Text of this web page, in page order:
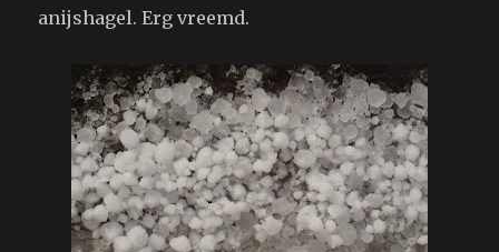
anijshagel. Erg vreemd.